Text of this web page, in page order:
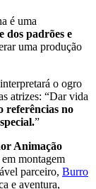
é uma
dos padrões e
uma produção
o ogro
atrizes: “Dar vida
referências no
”
Animação
montagem
parceiro, Burro
e aventura,